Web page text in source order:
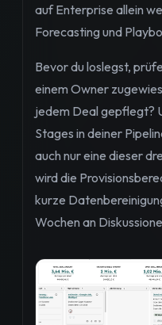
auf Enterprise allein
Forecasting und
Bevor du loslegst,
einem Owner
jedem Deal gepflegt?
Stages in deiner
auch nur eine dieser
wird die
kurze
Wochen an